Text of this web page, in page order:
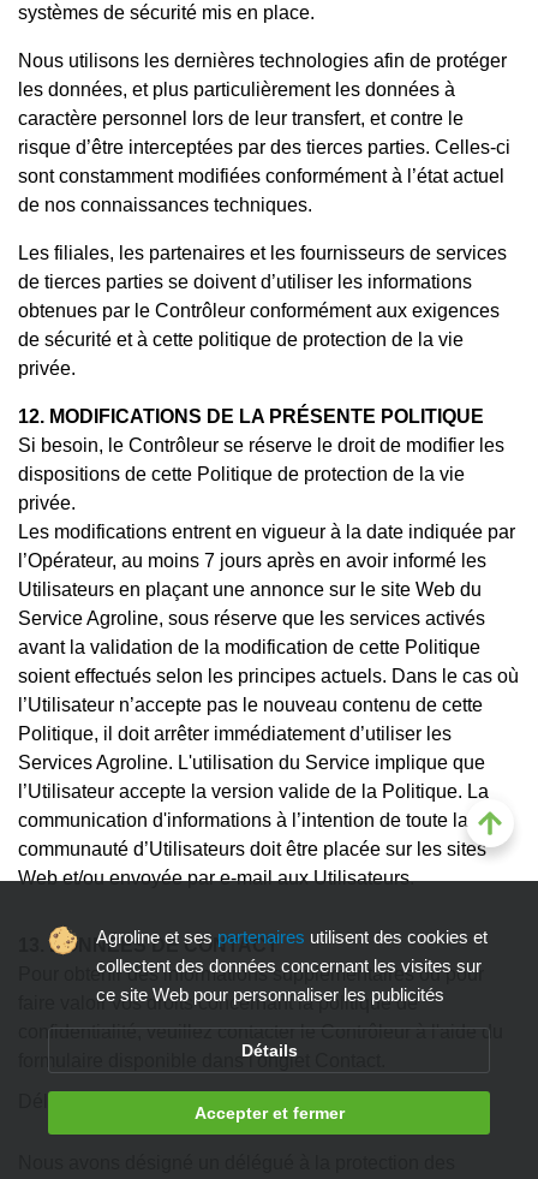
Agroline et ses partenaires utilisent des cookies et
collectent des données concernant les visites sur
ce site Web pour personnaliser les publicités
Accepter et fermer
Détails
systèmes de sécurité mis en place.
Nous utilisons les dernières technologies afin de protéger
les données, et plus particulièrement les données à
caractère personnel lors de leur transfert, et contre le
risque d’être interceptées par des tierces parties. Celles-ci
sont constamment modifiées conformément à l’état actuel
de nos connaissances techniques.
Les filiales, les partenaires et les fournisseurs de services
de tierces parties se doivent d’utiliser les informations
obtenues par le Contrôleur conformément aux exigences
de sécurité et à cette politique de protection de la vie
privée.
12. MODIFICATIONS DE LA PRÉSENTE POLITIQUE
Si besoin, le Contrôleur se réserve le droit de modifier les
dispositions de cette Politique de protection de la vie
privée.
Les modifications entrent en vigueur à la date indiquée par
l’Opérateur, au moins 7 jours après en avoir informé les
Utilisateurs en plaçant une annonce sur le site Web du
Service Agroline, sous réserve que les services activés
avant la validation de la modification de cette Politique
soient effectués selon les principes actuels. Dans le cas où
l’Utilisateur n’accepte pas le nouveau contenu de cette
Politique, il doit arrêter immédiatement d’utiliser les
Services Agroline. L'utilisation du Service implique que
l’Utilisateur accepte la version valide de la Politique. La
communication d'informations à l’intention de toute la
communauté d’Utilisateurs doit être placée sur les sites
Web et/ou envoyée par e-mail aux Utilisateurs.
13. DONNÉES DE CONTACT
Pour obtenir des informations supplémentaires ou pour
faire valoir vos droits concernant la politique de
confidentialité, veuillez contacter le Contrôleur à l'aide du
formulaire disponible dans l'onglet Contact.